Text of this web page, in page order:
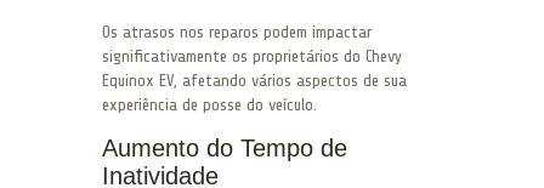
Os atrasos nos reparos podem impactar
significativamente os proprietários do Chevy
Equinox EV, afetando vários aspectos de sua
experiência de posse do veículo.
Aumento do Tempo de
Inatividade